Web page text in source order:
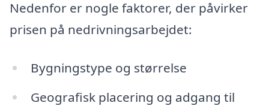
Nedenfor er nogle faktorer, der påvirker
prisen på nedrivningsarbejdet:
Bygningstype og størrelse
Geografisk placering og adgang til